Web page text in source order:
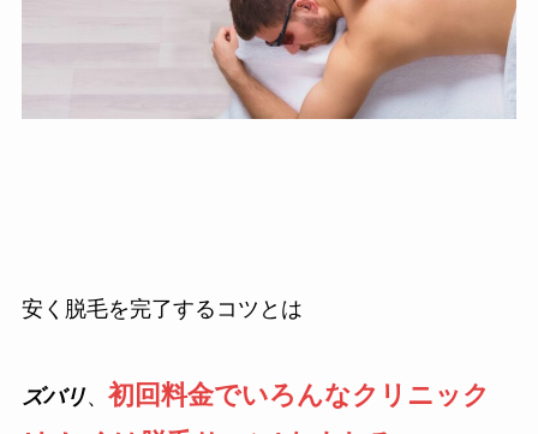
安く脱毛を完了するコツとは
ズバリ、 初回料金でいろんなクリニック